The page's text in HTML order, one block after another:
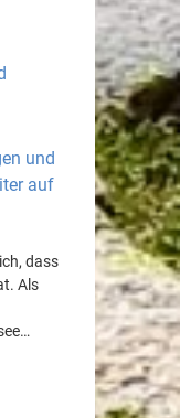
und
auf
dass
Als